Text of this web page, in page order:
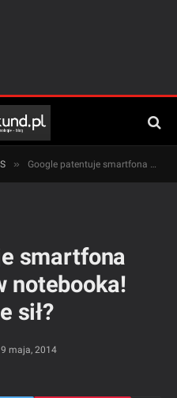
» Google patentuje smartfona wbudowanego w notebooka! Czas na łączenie sił?
smartfona
notebooka!
sił?
maja, 2014